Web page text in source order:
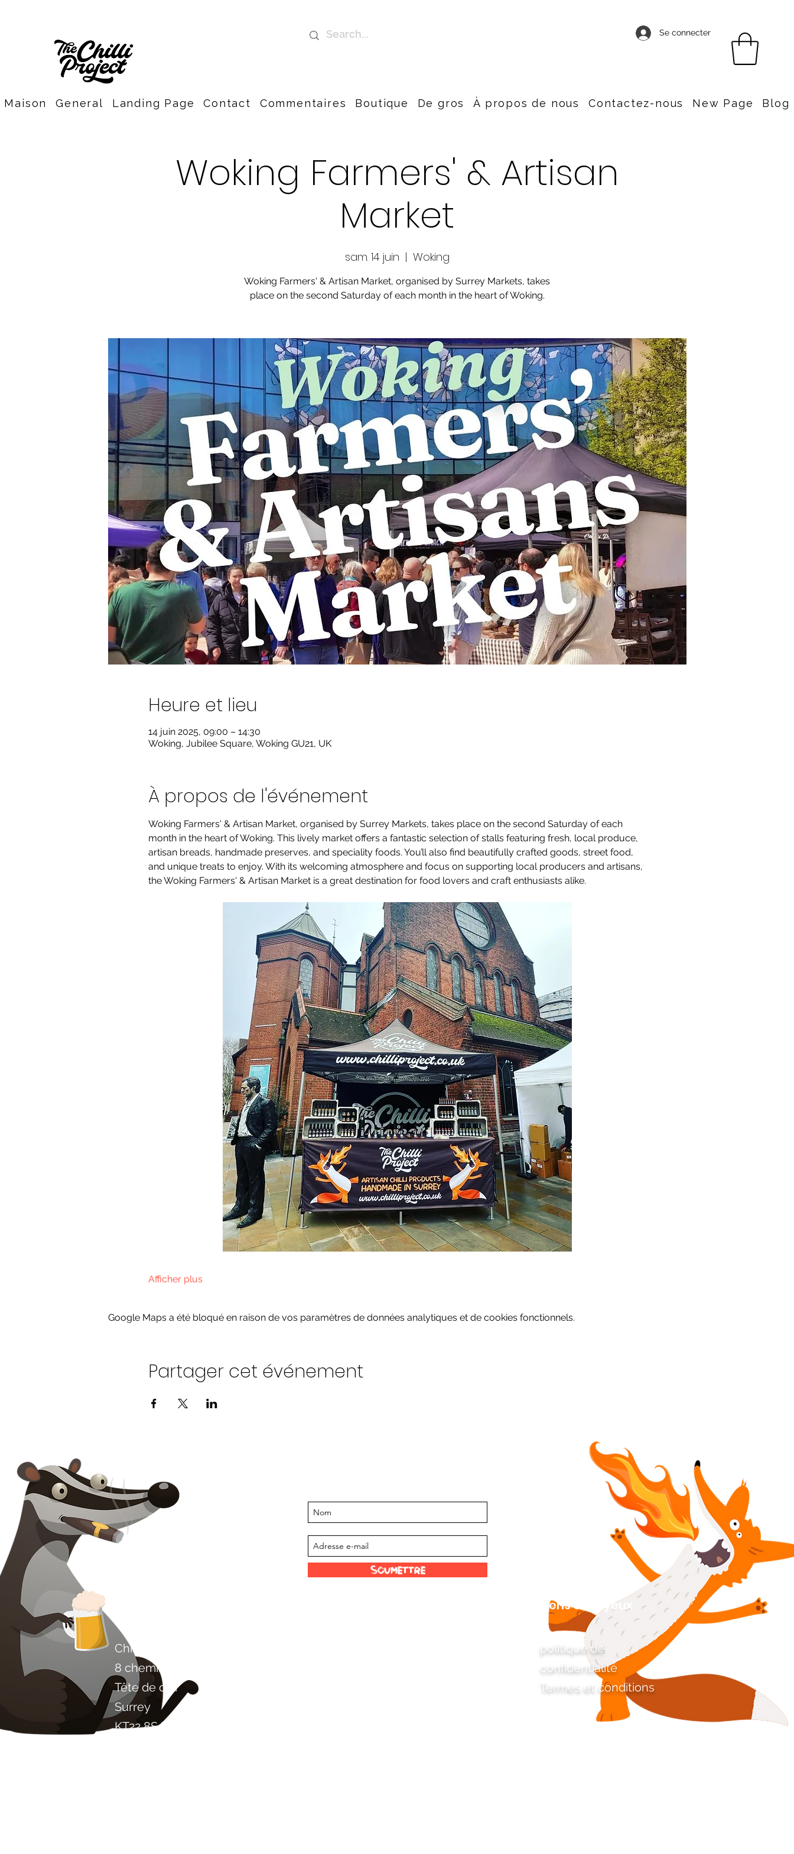
Se connecter
Maison General Landing Page Contact Commentaires Boutique De gros À propos de nous Contactez-nous New Page Blog
Woking Farmers' & Artisan
Market
sam. 14 juin
  |
Woking
Woking Farmers' & Artisan Market, organised by Surrey Markets, takes
place on the second Saturday of each month in the heart of Woking.
Heure et lieu
14 juin 2025, 09:00 – 14:30
Woking, Jubilee Square, Woking GU21, UK
À propos de l'événement
Woking Farmers' & Artisan Market, organised by Surrey Markets, takes place on the second Saturday of each
month in the heart of Woking. This lively market offers a fantastic selection of stalls featuring fresh, local produce,
artisan breads, handmade preserves, and speciality foods. You’ll also find beautifully crafted goods, street food,
and unique treats to enjoy. With its welcoming atmosphere and focus on supporting local producers and artisans,
the Woking Farmers' & Artisan Market is a great destination for food lovers and craft enthusiasts alike.
Afficher plus
Google Maps a été bloqué en raison de vos paramètres de données analytiques et de cookies fonctionnels.
Partager cet événement
Soumettre
Liens ennuyeux
Chili Project Artisan Foods Limited
8 chemin des peupliers
Tête de cuir
Surrey
KT22 8SJ
politique de
confidentialité
Termes et conditions